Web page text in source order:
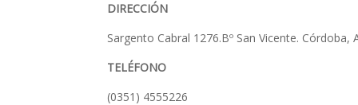
DIRECCIÓN
Sargento Cabral 1276.Bº San Vicente. Córdoba,
TELÉFONO
(0351) 4555226